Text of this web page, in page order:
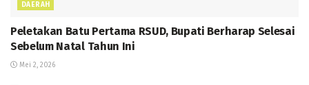
DAERAH
Peletakan Batu Pertama RSUD, Bupati Berharap Selesai
Sebelum Natal Tahun Ini
Mei 2, 2026